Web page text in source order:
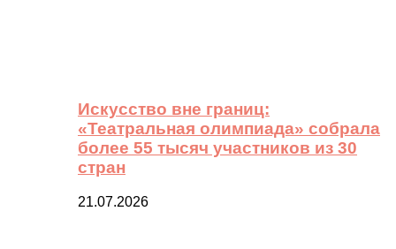
Искусство вне границ:
«Театральная олимпиада» собрала
более 55 тысяч участников из 30
стран
21.07.2026